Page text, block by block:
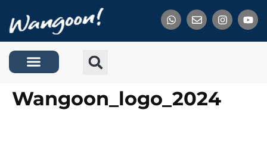
Wangoon_logo_2024